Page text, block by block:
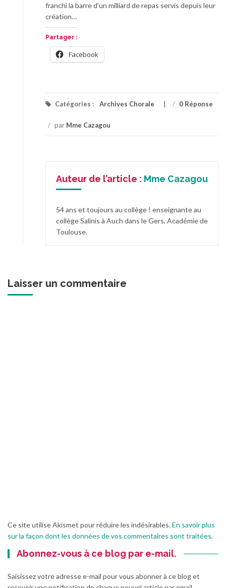
franchi la barre d’un milliard de repas servis depuis leur
création…
Partager :
Facebook
Catégories : Archives Chorale / 0 Réponse
/ par Mme Cazagou
Auteur de l’article : Mme Cazagou
54 ans et toujours au collège ! enseignante au
collège Salinis à Auch dans le Gers, Académie de
Toulouse.
Laisser un commentaire
Ce site utilise Akismet pour réduire les indésirables.En savoir plus
sur la façon dont les données de vos commentaires sont traitées.
Abonnez-vous à ce blog par e-mail.
Saisissez votre adresse e-mail pour vous abonner à ce blog et